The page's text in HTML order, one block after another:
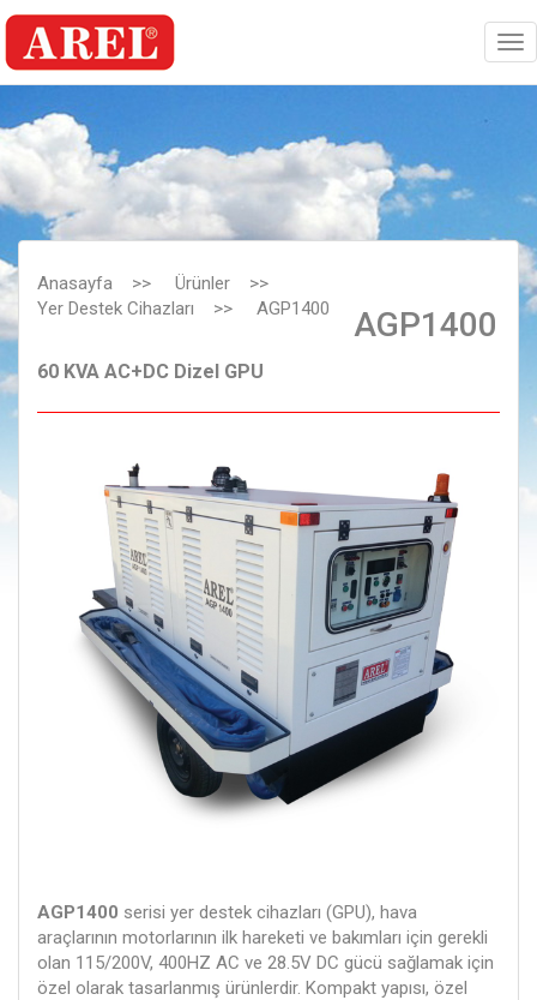
Anasayfa >> Ürünler >>
Yer Destek Cihazları >> AGP1400 AGP1400
60 KVA AC+DC Dizel GPU
AGP1400 serisi yer destek cihazları (GPU), hava
araçlarının motorlarının ilk hareketi ve bakımları için gerekli
olan 115/200V, 400HZ AC ve 28.5V DC gücü sağlamak için
özel olarak tasarlanmış ürünlerdir. Kompakt yapısı, özel